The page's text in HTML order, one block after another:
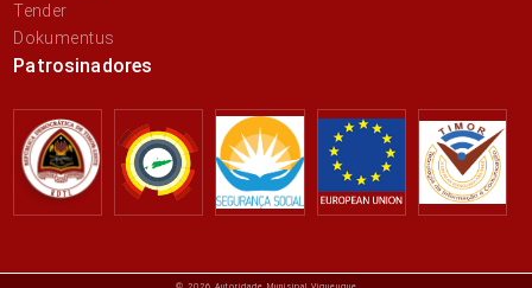
Tender
Dokumentus
Patrosinadores